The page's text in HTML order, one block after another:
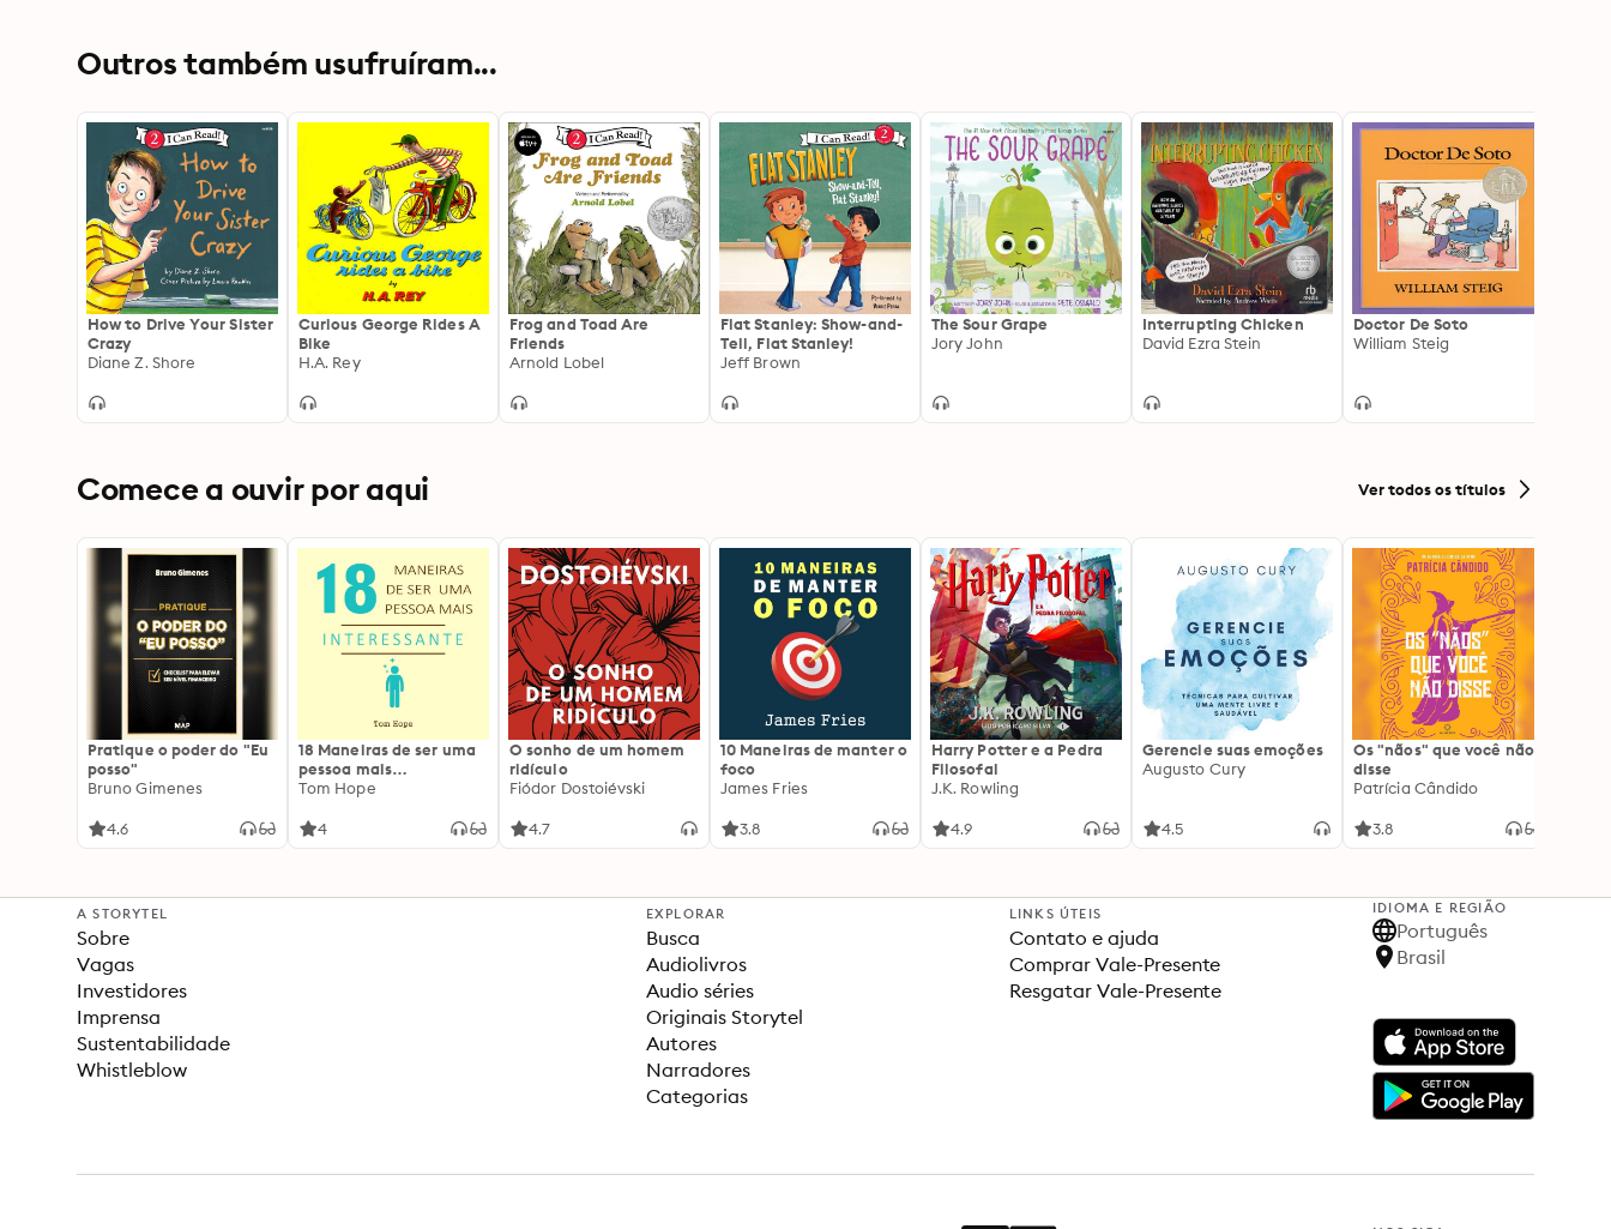
Outros também usufruíram...
How to Drive Your Sister
Crazy
Diane Z. Shore
Curious George Rides A
Bike
H.A. Rey
Frog and Toad Are
Friends
Arnold Lobel
Flat Stanley: Show-and-
Tell, Flat Stanley!
Jeff Brown
The Sour Grape
Jory John
Interrupting Chicken
David Ezra Stein
Doctor De Soto
William Steig
Comece a ouvir por aqui Ver todos os títulos
Pratique o poder do "Eu
posso"
Bruno Gimenes
4.6
18 Maneiras de ser uma
pessoa mais
interessante
Tom Hope
4
O sonho de um homem
ridículo
Fiódor Dostoiévski
4.7
10 Maneiras de manter o
foco
James Fries
3.8
Harry Potter e a Pedra
Filosofal
J.K. Rowling
4.9
Gerencie suas emoções
Augusto Cury
4.5
Os "nãos" que você não
disse
Patrícia Cândido
3.8
A STORYTEL
Sobre
Vagas
Investidores
Imprensa
Sustentabilidade
Whistleblow
EXPLORAR
Busca
Audiolivros
Audio séries
Originais Storytel
Autores
Narradores
Categorias
LINKS ÚTEIS
Contato e ajuda
Comprar Vale-Presente
Resgatar Vale-Presente
IDIOMA E REGIÃO
Português
Brasil